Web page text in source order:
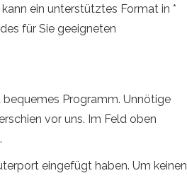
kann ein unterstütztes Format in *
für Sie geeigneten
Programm. Unnötige
vor uns. Im Feld oben
eingefügt haben. Um keinen